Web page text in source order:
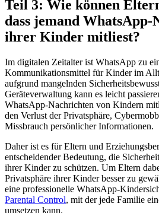
Teil 3: Wie können
dass jemand WhatsApp-
ihrer Kinder mitliest?
Im digitalen Zeitalter ist WhatsApp zu
Kommunikationsmittel für Kinder im
aufgrund mangelnden
Geräteverwaltung kann es leicht
WhatsApp-Nachrichten von Kindern
den Verlust der Privatsphäre,
Missbrauch persönlicher Informationen.
Daher ist es für Eltern und
entscheidender Bedeutung, die
ihrer Kinder zu schützen. Um Eltern
Privatsphäre ihrer Kinder besser zu
eine professionelle WhatsApp-
Parental Control, mit der jede Familie
umsetzen kann.